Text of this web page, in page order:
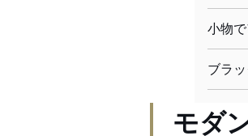
小物
ブラ
モダ